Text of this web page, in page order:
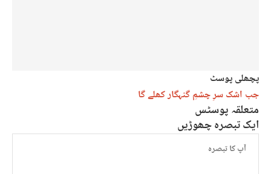
پچھلی پوسٹ
جب اشک سرِ چشمِ گنہگار کھلے گا
متعلقہ پوسٹس
ایک تبصرہ چھوڑیں